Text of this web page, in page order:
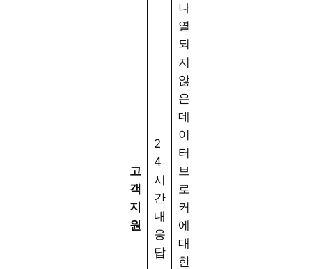
고
객
지
원
2
4
시
간
내
응
답
나
열
되
지
않
은
데
이
터
브
로
커
에
대
한